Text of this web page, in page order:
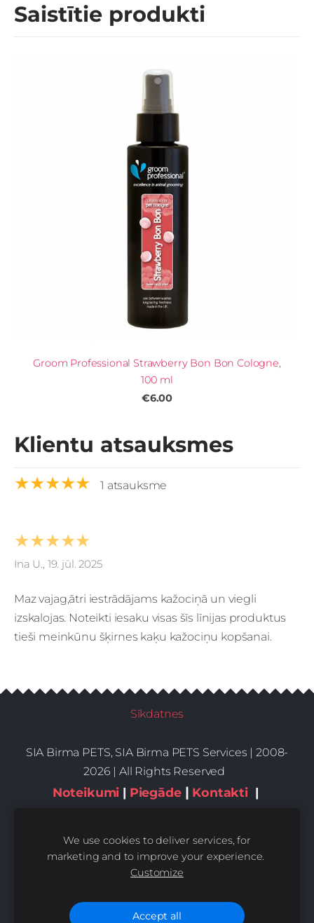
Saistītie produkti
Groom Professional Strawberry Bon Bon Cologne,
100 ml
€6.00
Klientu atsauksmes
★★★★★ 1 atsauksme
★★★★★
Ina U., 19. jūl. 2025
Maz vajag,ātri iestrādājams kažociņā un viegli
izskalojas. Noteikti iesaku visas šīs līnijas produktus
tieši meinkūnu šķirnes kaķu kažociņu kopšanai.
Sīkdatnes
SIA Birma PETS, SIA Birma PETS Services | 2008-
2026 | All Rights Reserved
Noteikumi | Piegāde | Kontakti|
We use cookies to deliver services, for
marketing and to improve your experience.
Customize
Accept all